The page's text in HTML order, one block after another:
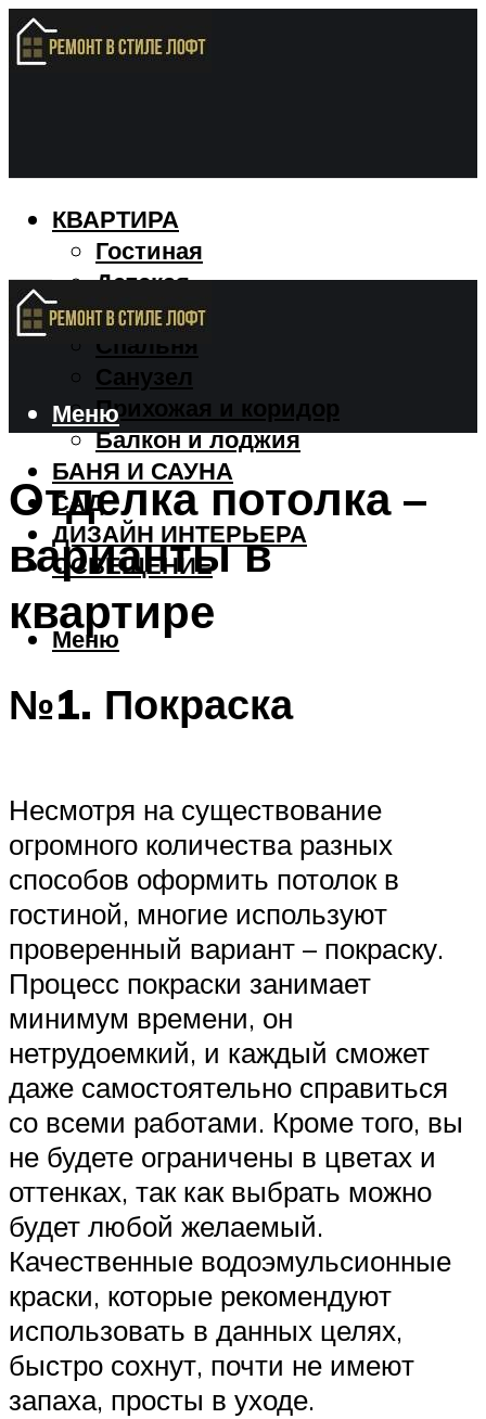
КВАРТИРА
Гостиная
Детская
Кухня
Спальня
Санузел
Прихожая и коридор
Балкон и лоджия
БАНЯ И САУНА
САД
ДИЗАЙН ИНТЕРЬЕРА
ОСВЕЩЕНИЕ
Меню
Меню
Отделка потолка –
варианты в
квартире
№1. Покраска
Несмотря на существование
огромного количества разных
способов оформить потолок в
гостиной, многие используют
проверенный вариант – покраску.
Процесс покраски занимает
минимум времени, он
нетрудоемкий, и каждый сможет
даже самостоятельно справиться
со всеми работами. Кроме того, вы
не будете ограничены в цветах и
оттенках, так как выбрать можно
будет любой желаемый.
Качественные водоэмульсионные
краски, которые рекомендуют
использовать в данных целях,
быстро сохнут, почти не имеют
запаха, просты в уходе.